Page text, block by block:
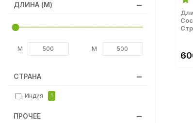
ДЛИНА (М)
М М
СТРАНА
Индия 1
ПРОЧЕЕ